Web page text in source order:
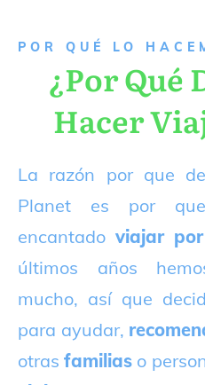
P OR QUÉ LO
¿Por Qué
Hacer
La razón por que
Planet es por
encantado viajar
últimos años
mucho, así que
para ayudar,
otrasfamilias o